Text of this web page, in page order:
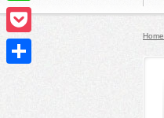
Home
Line
Pocket